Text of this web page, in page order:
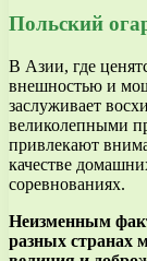
Польский
В Азии, где
внешностью и
заслуживает
великолепными
привлекают
качестве
соревнованиях.
Неизменным
разных странах